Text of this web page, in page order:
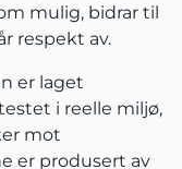
mulig, bidrar til
respekt av.
er laget
i reelle miljø,
mot
er produsert av